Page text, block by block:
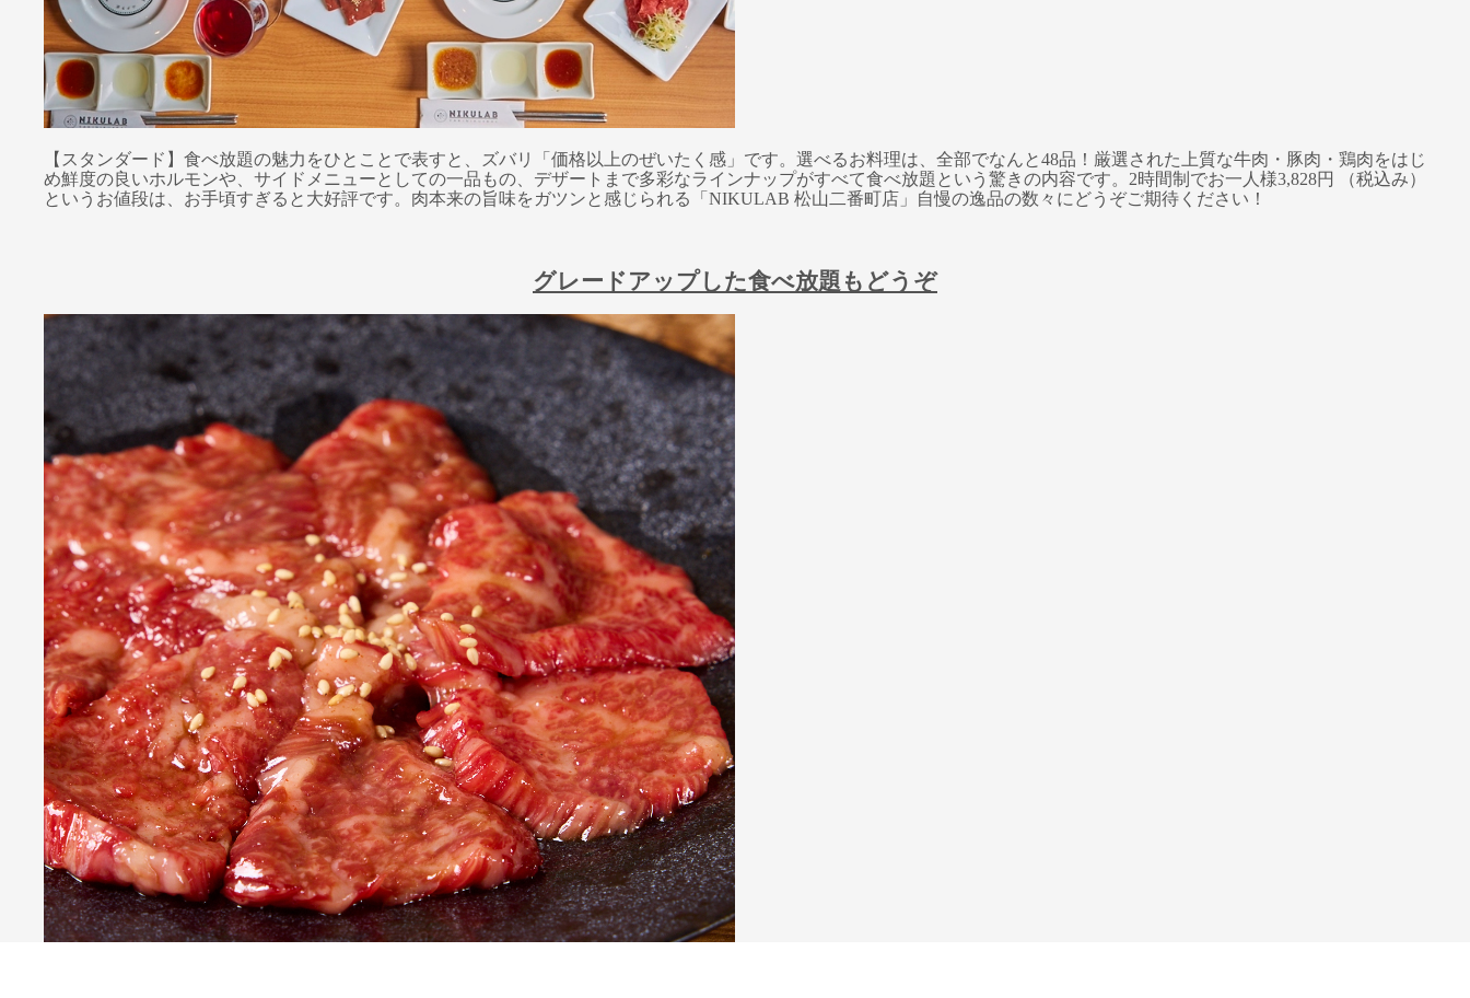
【スタンダード】食べ放題の魅力をひとことで表すと、ズバリ「価格以上のぜいたく感」です。選べるお料理は、全部でなんと48品！厳選された上質な牛肉・豚肉・鶏肉をはじ
め鮮度の良いホルモンや、サイドメニューとしての一品もの、デザートまで多彩なラインナップがすべて食べ放題という驚きの内容です。2時間制でお一人様3,828円 （税込み）
というお値段は、お手頃すぎると大好評です。肉本来の旨味をガツンと感じられる「NIKULAB 松山二番町店」自慢の逸品の数々にどうぞご期待ください！
グレードアップした食べ放題もどうぞ